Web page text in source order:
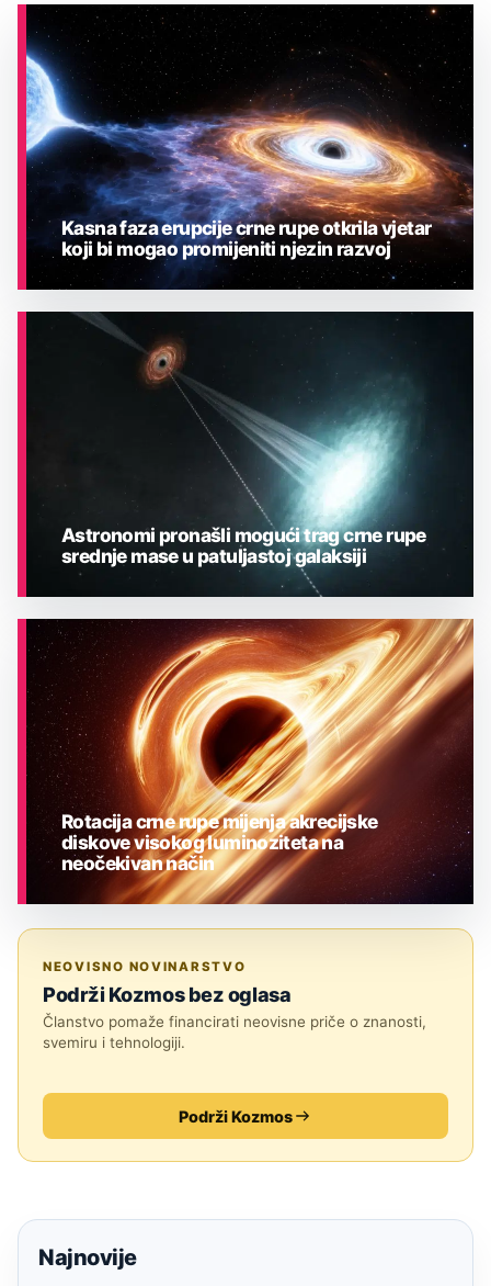
ASTRONOMIJA
Kasna faza erupcije crne rupe otkrila vjetar
koji bi mogao promijeniti njezin razvoj
ASTRONOMIJA
Astronomi pronašli mogući trag crne rupe
srednje mase u patuljastoj galaksiji
Rotacija crne rupe mijenja akrecijske
diskove visokog luminoziteta na
neočekivan način
NEOVISNO NOVINARSTVO
Podrži Kozmos bez oglasa
Članstvo pomaže financirati neovisne priče o znanosti,
svemiru i tehnologiji.
Podrži Kozmos
Najnovije